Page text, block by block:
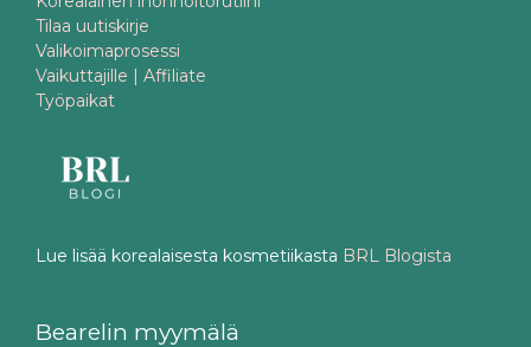
Tilaa uutiskirje
Valikoimaprosessi
Vaikuttajille | Affiliate
Työpaikat
Lue lisää korealaisesta kosmetiikasta BRL Blogista
Bearelin myymälä